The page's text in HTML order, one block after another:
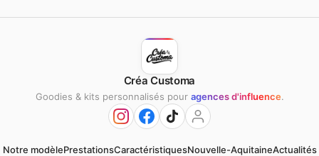
Créa Customa
Goodies & kits personnalisés pour agences d'influence.
Notre modèlePrestationsCaractéristiquesNouvelle-AquitaineActualités